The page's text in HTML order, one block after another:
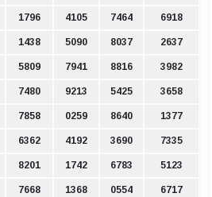
1796 4105 7464 6918
1438 5090 8037 2637
5809 7941 8816 3982
7480 9213 5425 3658
7858 0259 8640 1377
6362 4192 3690 7335
8201 1742 6783 5123
7668 1368 0554 6717